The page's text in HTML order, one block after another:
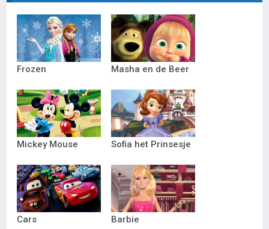
Frozen Masha en de Beer
Mickey Mouse Sofia het Prinsesje
Cars Barbie